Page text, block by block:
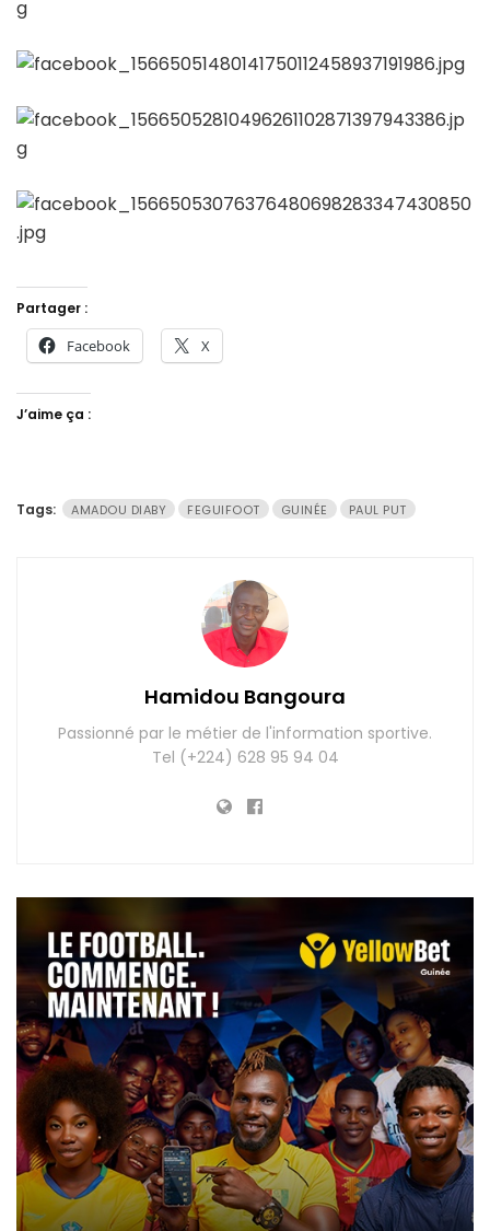
Partager :
Facebook X
J’aime ça :
Tags: AMADOU DIABY FEGUIFOOT GUINÉE PAUL PUT
Hamidou Bangoura
Passionné par le métier de l'information sportive.
Tel (+224) 628 95 94 04